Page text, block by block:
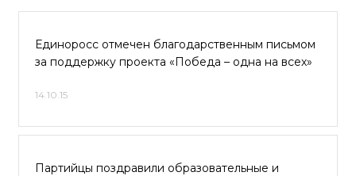
Единоросс отмечен благодарственным письмом
за поддержку проекта «Победа – одна на всех»
14.10.15
Партийцы поздравили образовательные и